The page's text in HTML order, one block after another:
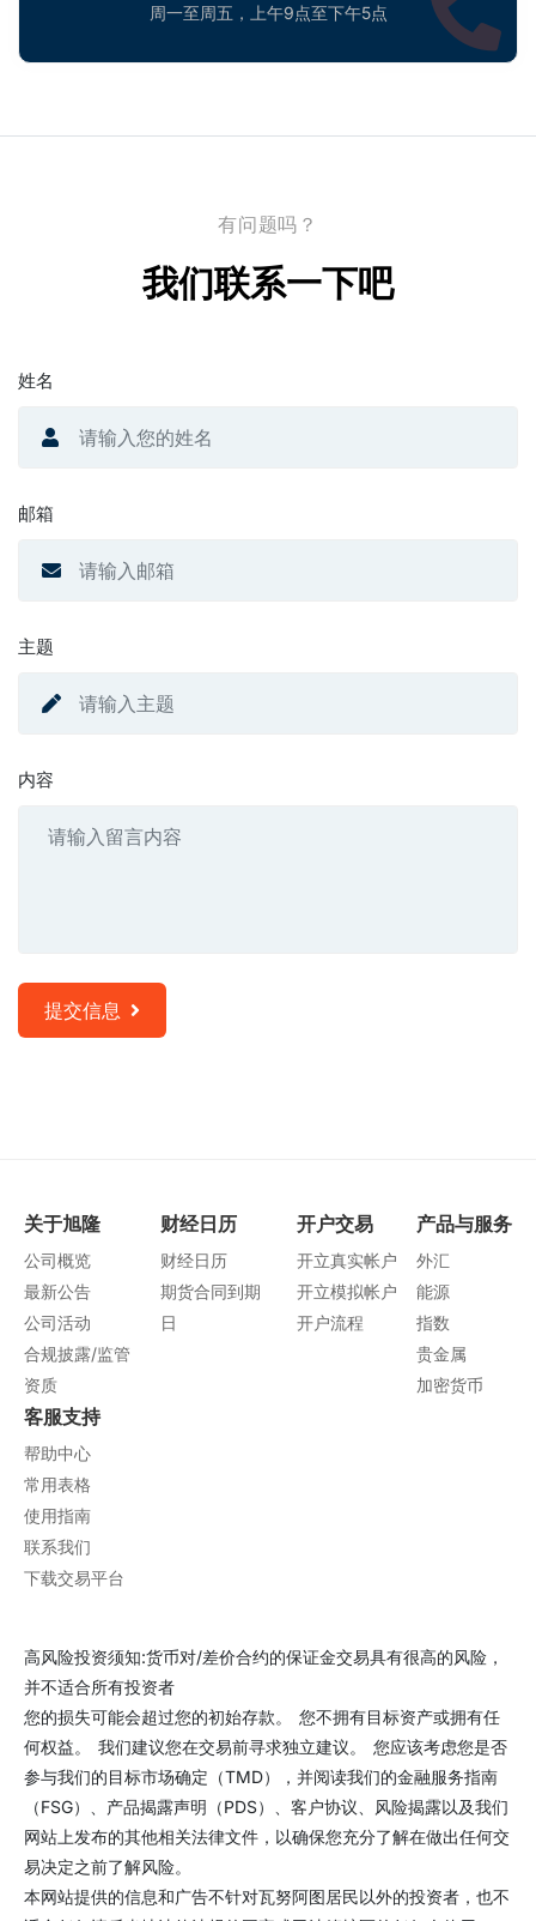
周一至周五，上午9点至下午5点
有问题吗？
我们联系一下吧
姓名
邮箱
主题
内容
提交信息
关于旭隆
公司概览
最新公告
公司活动
合规披露/监管
资质
财经日历
财经日历
期货合同到期
日
开户交易
开立真实帐户
开立模拟帐户
开户流程
产品与服务
外汇
能源
指数
贵金属
加密货币
客服支持
帮助中心
常用表格
使用指南
联系我们
下载交易平台
高风险投资须知:货币对/差价合约的保证金交易具有很高的风险，
并不适合所有投资者
您的损失可能会超过您的初始存款。 您不拥有目标资产或拥有任
何权益。 我们建议您在交易前寻求独立建议。 您应该考虑您是否
参与我们的目标市场确定（TMD），并阅读我们的金融服务指南
（FSG）、产品揭露声明（PDS）、客户协议、风险揭露以及我们
网站上发布的其他相关法律文件，以确保您充分了解在做出任何交
易决定之前了解风险。
本网站提供的信息和广告不针对瓦努阿图居民以外的投资者，也不